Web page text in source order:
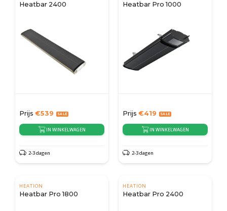
Heatbar 2400
Prijs €539
IN WINKELWAGEN
2-3 dagen
Heatbar Pro 1000
Prijs €419
IN WINKELWAGEN
2-3 dagen
HEATION
Heatbar Pro 1800
HEATION
Heatbar Pro 2400